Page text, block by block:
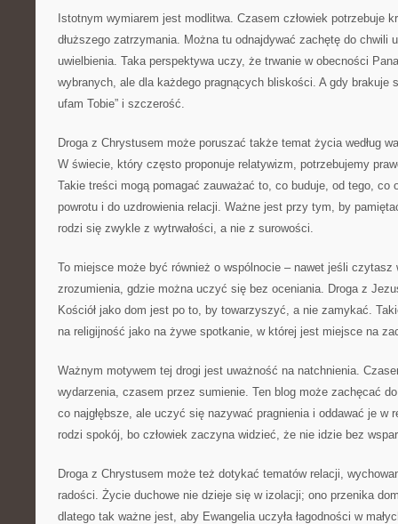
Istotnym wymiarem jest modlitwa. Czasem człowiek potrzebuje
dłuższego zatrzymania. Można tu odnajdywać zachętę do chwili
uwielbienia. Taka perspektywa uczy, że trwanie w obecności
wybranych, ale dla każdego pragnących bliskości. A gdy brakuje
ufam Tobie” i szczerość.
Droga z Chrystusem może poruszać także temat życia według
W świecie, który często proponuje relatywizm, potrzebujemy
Takie treści mogą pomagać zauważać to, co buduje, od tego, co
powrotu i do uzdrowienia relacji. Ważne jest przy tym, by
rodzi się zwykle z wytrwałości, a nie z surowości.
To miejsce może być również o wspólnocie – nawet jeśli
zrozumienia, gdzie można uczyć się bez oceniania. Droga z
Kościół jako dom jest po to, by towarzyszyć, a nie zamykać.
na religijność jako na żywe spotkanie, w której jest miejsce na
Ważnym motywem tej drogi jest uważność na natchnienia.
wydarzenia, czasem przez sumienie. Ten blog może zachęcać
co najgłębsze, ale uczyć się nazywać pragnienia i oddawać je w
rodzi spokój, bo człowiek zaczyna widzieć, że nie idzie bez
Droga z Chrystusem może też dotykać tematów relacji,
radości. Życie duchowe nie dzieje się w izolacji; ono przenika
dlatego tak ważne jest, aby Ewangelia uczyła łagodności w